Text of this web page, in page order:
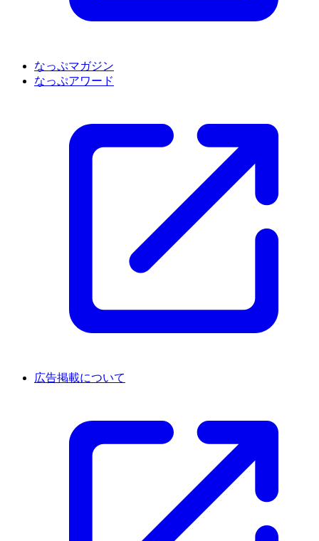
なっぷマガジン
なっぷアワード
広告掲載について